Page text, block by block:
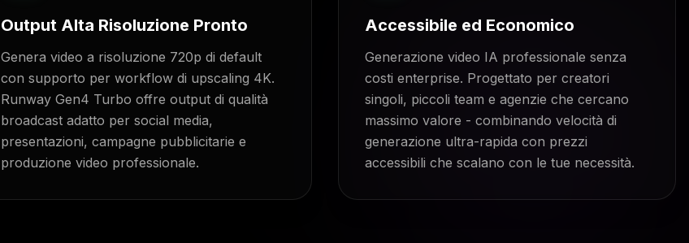
Output Alta Risoluzione Pronto
Genera video a risoluzione 720p di default
con supporto per workflow di upscaling 4K.
Runway Gen4 Turbo offre output di qualità
broadcast adatto per social media,
presentazioni, campagne pubblicitarie e
produzione video professionale.
Accessibile ed Economico
Generazione video IA professionale senza
costi enterprise. Progettato per creatori
singoli, piccoli team e agenzie che cercano
massimo valore - combinando velocità di
generazione ultra-rapida con prezzi
accessibili che scalano con le tue necessità.